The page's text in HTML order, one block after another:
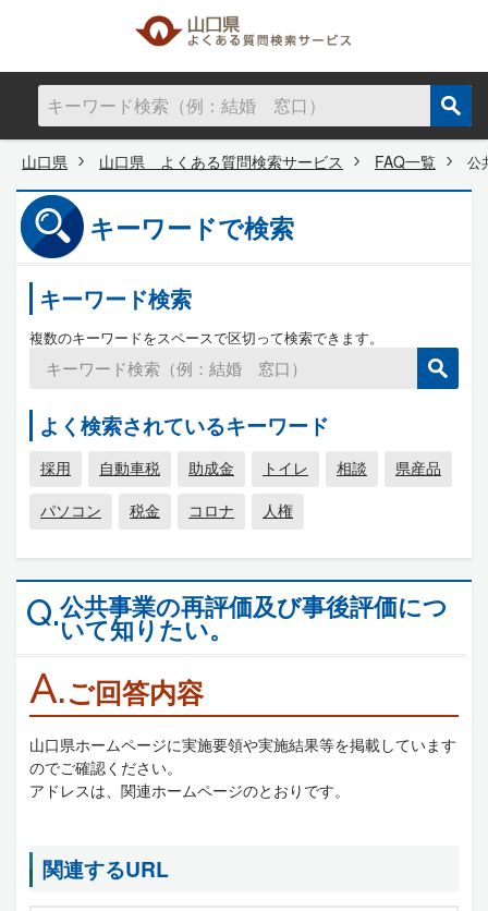
山口県 山口県 よくある質問検索サービス FAQ一覧 公
キーワードで検索
キーワード検索
複数のキーワードをスペースで区切って検索できます。
よく検索されているキーワード
採用 自動車税 助成金 トイレ 相談
県産品
パソコン
税金 コロナ 人権
Q.公共事業の再評価及び事後評価につ
いて知りたい。
A.ご回答内容
山口県ホームページに実施要領や実施結果等を掲載しています
のでご確認ください。
アドレスは、関連ホームページのとおりです。
関連するURL